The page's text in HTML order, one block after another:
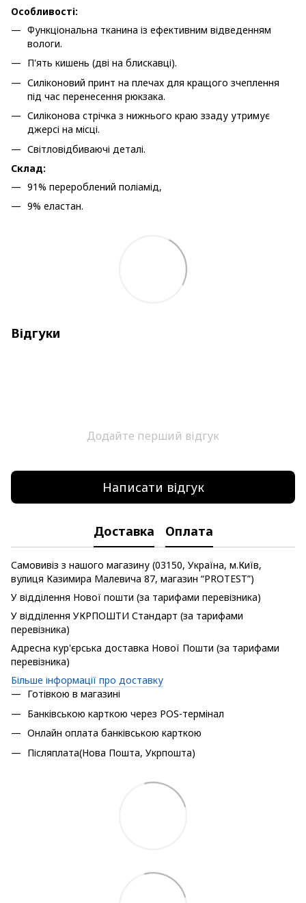
Особливості:
Функціональна тканина із ефективним відведенням
вологи.
П'ять кишень (дві на блискавці).
Силіконовий принт на плечах для кращого зчеплення
під час перенесення рюкзака.
Силіконова стрічка з нижнього краю ззаду утримує
джерсі на місці.
Світловідбиваючі деталі.
Склад:
91% перероблений поліамід,
9% еластан.
Відгуки
Додайте перший відгук
Написати відгук
Доставка Оплата
Самовивіз з нашого магазину (03150, Україна, м.Київ,
вулиця Казимира Малевича 87, магазин “PROTEST”)
У відділення Нової пошти (за тарифами перевізника)
У відділення УКРПОШТИ Стандарт (за тарифами
перевізника)
Адресна кур'єрська доставка Нової Пошти (за тарифами
перевізника)
Більше інформації про доставку
Готівкою в магазині
Банківською карткою через POS-термінал
Онлайн оплата банківською карткою
Післяплата(Нова Пошта, Укрпошта)